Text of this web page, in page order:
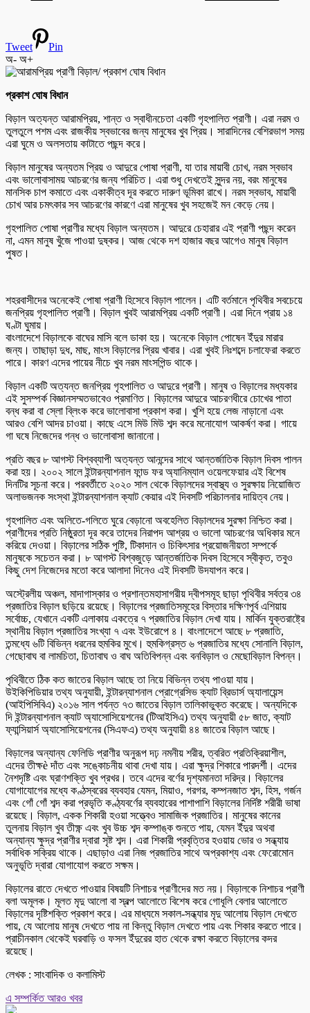
Tweet
Pin
অ- অ+
প্রকাশ ঘোষ বিধান
বিড়াল অত্যন্ত আরামপ্রিয়, শান্ত ও স্বাধীনচেতা একটি গৃহপালিত প্রাণী। এরা নরম ও
তুলতুলে পশম এবং রাজকীয় স্বভাবের জন্য মানুষের খুব প্রিয়। সারাদিনের বেশিরভাগ সময়
এরা ঘুমে ও অলসতায় কাটাতে পছন্দ করে।
বিড়াল মানুষের অন্যতম প্রিয় ও আদুরে পোষা প্রাণী, যা তার মায়াবী চোখ, নরম স্বভাব
এবং ভালোবাসাময় আচরণের জন্য পরিচিত। এরা শুধু দেখতেই সুন্দর নয়, বরং মানুষের
মানসিক চাপ কমাতে এবং একাকীত্ব দূর করতে দারুণ ভূমিকা রাখে। নরম স্বভাব, মায়াবী
চোখ আর চমৎকার সব আচরণের কারণে এরা মানুষের খুব সহজেই মন কেড়ে নেয়।
গৃহপালিত পোষা প্রাণীর মধ্যে বিড়াল অন্যতম। আদুরে চেহারার এই প্রাণী পছন্দ করেন
না, এমন মানুষ খুঁজে পাওয়া দুষ্কর। আজ থেকে দশ হাজার বছর আগেও মানুষ বিড়াল
পুষত।
শহরবাসীদের অনেকেই পোষা প্রাণী হিসেবে বিড়াল পালেন। এটি বর্তমানে পৃথিবীর সবচেয়ে
জনপ্রিয় গৃহপালিত প্রাণী। বিড়াল খুবই আরামপ্রিয় একটি প্রাণী। এরা দিনে প্রায় ১৪
ঘণ্টা ঘুমায়।
বাংলাদেশে বিড়ালকে বাঘের মাসি বলে ডাকা হয়। অনেকে বিড়াল পোষেন ইঁদুর মারার
জন্য। তাছাড়া দুধ, মাছ, মাংস বিড়ালের প্রিয় খাবার। এরা খুবই নিঃশব্দে চলাফেরা করতে
পারে। কারণ এদের পায়ের নীচে খুব নরম মাংসপিন্ড থাকে।
বিড়াল একটি অত্যন্ত জনপ্রিয় গৃহপালিত ও আদুরে প্রাণী। মানুষ ও বিড়ালের মধ্যকার
এই সুসম্পর্ক বিজ্ঞানসম্মতভাবেও প্রমাণিত। বিড়ালের আদুরে আচরণধীরে চোখের পাতা
বন্ধ করা বা স্লো ব্লিংক করে ভালোবাসা প্রকাশ করা। খুশি হয়ে লেজ নাড়ানো এবং
আরও বেশি আদর চাওয়া। কাছে এসে মিউ মিউ শব্দ করে মনোযোগ আকর্ষণ করা। গায়ে
গা ঘষে নিজেদের গন্ধ ও ভালোবাসা জানানো।
প্রতি বছর ৮ আগস্ট বিশ্বব্যাপী অত্যন্ত আনন্দের সাথে আন্তর্জাতিক বিড়াল দিবস পালন
করা হয়। ২০০২ সালে ইন্টারন্যাশনাল ফান্ড ফর অ্যানিম্যাল ওয়েলফেয়ার এই বিশেষ
দিনটির সূচনা করে। পরবর্তীতে ২০২০ সাল থেকে বিড়ালদের স্বাস্থ্য ও সুরক্ষায় নিয়োজিত
অলাভজনক সংস্থা ইন্টারন্যাশনাল ক্যাট কেয়ার এই দিবসটি পরিচালনার দায়িত্ব নেয়।
গৃহপালিত এবং অলিতে-গলিতে ঘুরে বেড়ানো অবহেলিত বিড়ালদের সুরক্ষা নিশ্চিত করা।
প্রাণীদের প্রতি নিষ্ঠুরতা দূর করে তাদের নিরাপদ আশ্রয় ও ভালো আচরণের অধিকার মনে
করিয়ে দেওয়া। বিড়ালের সঠিক পুষ্টি, টিকাদান ও চিকিৎসার প্রয়োজনীয়তা সম্পর্কে
মানুষকে সচেতন করা। ৮ আগস্ট বিশ্বজুড়ে আন্তর্জাতিক দিবস হিসেবে স্বীকৃত, তবুও
কিছু দেশ নিজেদের মতো করে আলাদা দিনেও এই দিবসটি উদযাপন করে।
অস্ট্রেলীয় অঞ্চল, মাদাগাস্কার ও প্রশান্তমহাসাগরীয় দ্বীপসমূহ ছাড়া পৃথিবীর সর্বত্র ৩৪
প্রজাতির বিড়াল ছড়িয়ে রয়েছে। বিড়ালের প্রজাতিসমূহের বিস্তার দক্ষিণপূর্ব এশিয়ায়
সর্বোচ্চ, যেখানে একটি এলাকায় একত্রে ৭ প্রজাতির বিড়াল দেখা যায়। মার্কিন যুক্তরাষ্ট্রে
স্থানীয় বিড়াল প্রজাতির সংখ্যা ৭ এবং ইউরোপে ৪। বাংলাদেশে আছে ৮ প্রজাতি,
তন্মধ্যে ৬টি বিভিন্ন ধরনের হুমকির মুখে। হুমকিগ্রস্ত ৬ প্রজাতির মধ্যে সোনালি বিড়াল,
গেছোবাঘ বা লামচিতা, চিতাবাঘ ও বাঘ অতিবিপন্ন এবং বনবিড়াল ও মেছোবিড়াল বিপন্ন।
পৃথিবীতে ঠিক কত জাতের বিড়াল আছে তা নিয়ে বিভিন্ন তথ্য পাওয়া যায়।
উইকিপিডিয়ার তথ্য অনুযায়ী, ইন্টারন্যাশনাল প্রোগ্রেসিভ ক্যাট ব্রিডার্স অ্যালায়েন্স
(আইপিসিবিএ) ২০১৬ সাল পর্যন্ত ৭৩ জাতের বিড়াল তালিকাভুক্ত করেছে। অন্যদিকে
দি ইন্টারন্যাশনাল ক্যাট অ্যাসোসিয়েশনের (টিআইসিএ) তথ্য অনুযায়ী ৫৮ জাত, ক্যাট
ফ্যান্সিয়ার্স অ্যাসোসিয়েশনের (সিএফএ) তথ্য অনুযায়ী ৪৪ জাতের বিড়াল আছে।
বিড়ালের অন্যান্য ফেলিডি প্রাণীর অনুরূপ দঢ় নমনীয় শরীর, ত্বরিত প্রতিক্রিয়াশীল,
এদের তীক্ষè দাঁত এবং সঙ্কোচনীয় থাবা দেখা যায়। এরা ক্ষুদ্র শিকারে পারদর্শী। এদের
নৈশদৃষ্টি এবং ঘ্রাণশক্তি খুব প্রখর। তবে এদের বর্ণের দৃশ্যমানতা দরিদ্র। বিড়ালের
যোগাযোগের মধ্যে কণ্ঠস্বরের ব্যবহার যেমন, মিয়াও, গরগর, কম্পনজাত শব্দ, হিস, গর্জন
এবং গোঁ গোঁ শব্দ করা প্রভৃতি কণ্ঠ্যবর্ণের ব্যবহারের পাশাপাশি বিড়ালের নির্দিষ্ট শরীরী ভাষা
রয়েছে। বিড়াল, একক শিকারী হওয়া সত্ত্বেও সামাজিক প্রজাতির। মানুষের কানের
তুলনায় বিড়াল খুব তীক্ষ্ণ এবং খুব উচ্চ শব্দ কম্পাঙ্ক শুনতে পায়, যেমন ইঁদুর অথবা
অন্যান্য ক্ষুদ্র প্রাণীর দ্বারা সৃষ্ট শব্দ। এরা শিকারী প্রবৃত্তির হওয়ায় ভোর ও সন্ধ্যায়
সর্বাধিক সক্রিয় থাকে। এছাড়াও এরা নিজ প্রজাতির সাথে অপ্রকাশ্য এবং ফেরোমোন
অনুভূতি দ্বারা যোগাযোগ করতে সক্ষম।
বিড়ালের রাতে দেখতে পাওয়ার বিষয়টি নিশাচর প্রাণীদের মত নয়। বিড়ালকে নিশাচর প্রাণী
বলা অমূলক। মূলত মৃদু আলো বা স্বল্প আলোতে বিশেষ করে গোধূলি বেলার আলোতে
বিড়ালের দৃষ্টিশক্তি প্রকাশ করে। এর মাধ্যমে সকাল-সন্ধ্যার মৃদু আলোয় বিড়াল দেখতে
পায়, যে আলোয় মানুষ দেখতে পায় না কিন্তু বিড়াল দেখতে পায় এবং শিকার করতে পারে।
প্রাচীনকাল থেকেই ঘরবাড়ি ও ফসল ইঁদুরের হাত থেকে রক্ষা করতে বিড়ালের কদর
রয়েছে।
লেখক : সাংবাদিক ও কলামিস্ট
এ সম্পর্কিত আরও খবর